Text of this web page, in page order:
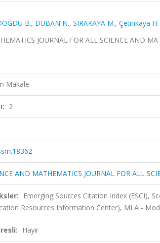
B., DUBAN N., SIRAKAYA M., Çetinkaya H.
JOURNAL FOR ALL SCIENCE AND
Makale
2
AND MATHEMATICS JOURNAL FOR ALL
Emerging Sources Citation Index (ESCI),
Resources Information Center), MLA -
Hayır